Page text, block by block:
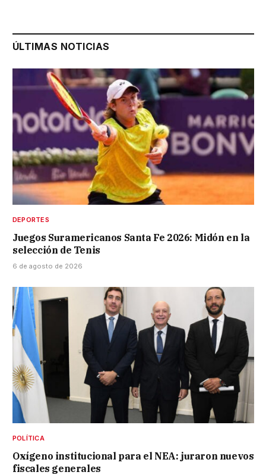
ÚLTIMAS NOTICIAS
DEPORTES
Juegos Suramericanos Santa Fe 2026: Midón en la
selección de Tenis
6 de agosto de 2026
POLÍTICA
Oxígeno institucional para el NEA: juraron nuevos
fiscales generales